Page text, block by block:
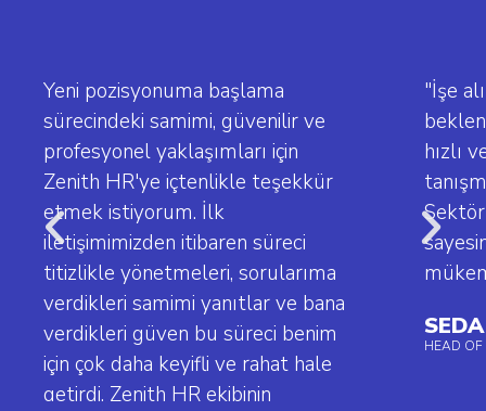
Yeni pozisyonuma başlama
sürecindeki samimi, güvenilir ve
profesyonel yaklaşımları için
Zenith HR'ye içtenlikle teşekkür
etmek istiyorum. İlk
iletişimimizden itibaren süreci
titizlikle yönetmeleri, sorularıma
verdikleri samimi yanıtlar ve bana
verdikleri güven bu süreci benim
için çok daha keyifli ve rahat hale
getirdi. Zenith HR ekibinin
"İşe
hızlı
HEAD OF